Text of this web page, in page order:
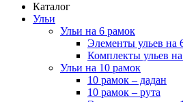
Каталог
Ульи
Ульи на 6 рамок
Элементы ульев на
Комплекты ульев
Ульи на 10 рамок
10 рамок – дадан
10 рамок – рута